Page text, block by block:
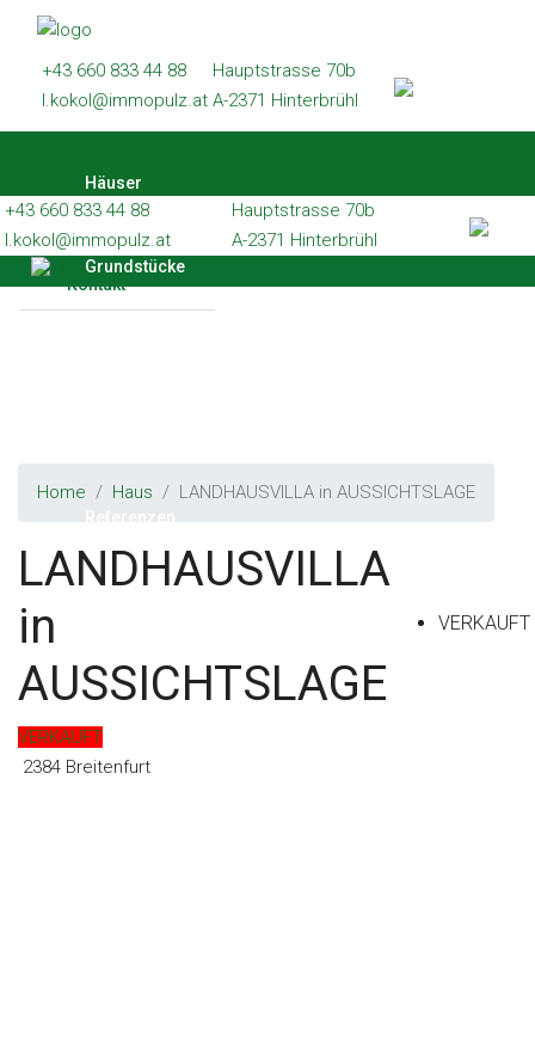
Häuser
Wohnungen
Gewerbe
Referenzen
Kontakt
+43 660 833 44 88
l.kokol@immopulz.at
Hauptstrasse 70b
A-2371 Hinterbrühl
Häuser
Grundstücke
+43 660 833 44 88
l.kokol@immopulz.at
Hauptstrasse 70b
A-2371 Hinterbrühl
Home Haus LANDHAUSVILLA in AUSSICHTSLAGE
LANDHAUSVILLA
in
AUSSICHTSLAGE
VERKAUFT
VERKAUFT
2384 Breitenfurt